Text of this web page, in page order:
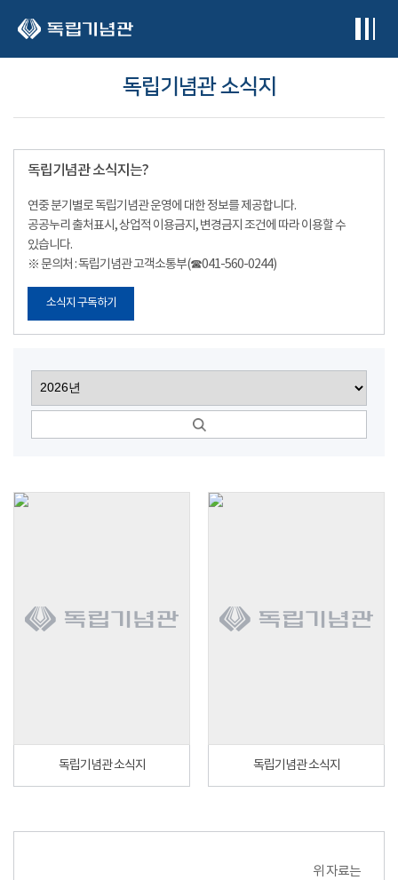
독립기념관 소식지
독립기념관 소식지는?
연중 분기별로 독립기념관 운영에 대한 정보를 제공합니다.
공공누리 출처표시, 상업적 이용금지, 변경금지 조건에 따라 이용할 수
있습니다.
※ 문의처 : 독립기념관 고객소통부(☎041-560-0244)
소식지 구독하기
독립기념관 소식지 독립기념관 소식지
위 자료는